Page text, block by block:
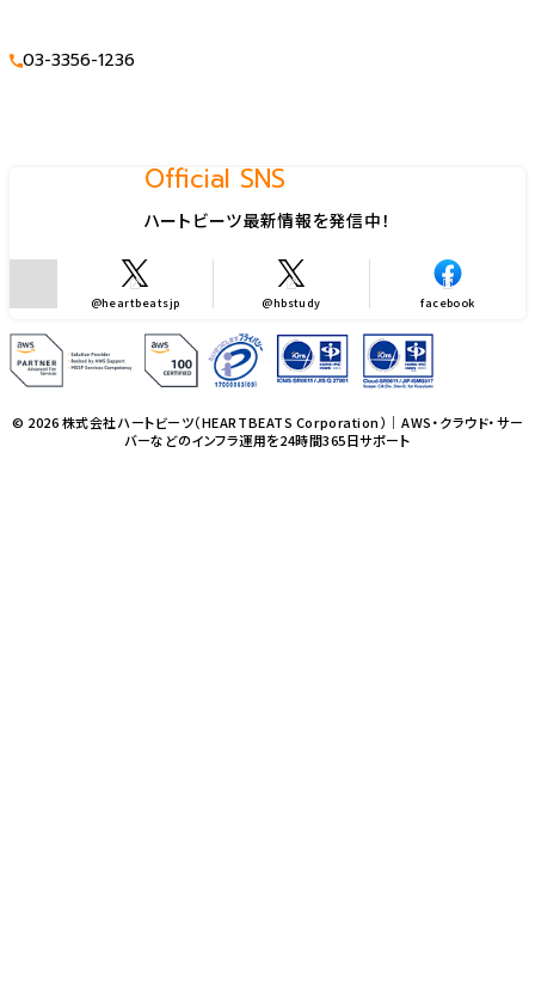
03-3356-1236
Official SNS
ハートビーツ最新情報を発信中！
@heartbeatsjp @hbstudy facebook
© 2026 株式会社ハートビーツ（HEARTBEATS Corporation）｜AWS・クラウド・サー
バーなどのインフラ運用を24時間365日サポート